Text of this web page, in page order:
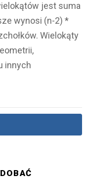
jest suma
wynosi (n-2) *
Wielokąty
innych